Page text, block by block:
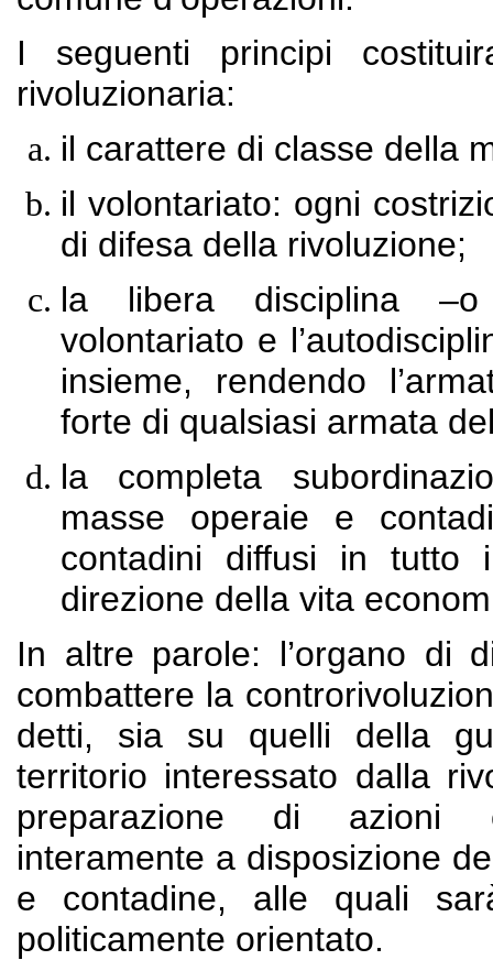
I seguenti principi
rivoluzionaria:
il carattere di classe della
il volontariato: ogni
di difesa della rivoluzione;
la libera disciplina –o
volontariato e
insieme, rendendo
forte di qualsiasi armata
la completa
masse operaie e
contadini diffusi in tutto
direzione della vita
In altre parole: l’organo di
combattere la
detti, sia su quelli della
territorio interessato dalla
preparazione di azioni
interamente a disposizione
e contadine, alle quali
politicamente orientato.